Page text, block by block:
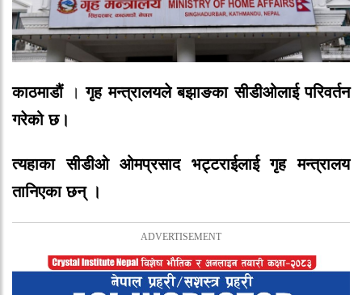
काठमाडौं।गृह मन्त्रालयले बझाङका सीडीओलाई परिवर्तन
गरेको छ।
त्यहाका सीडीओ ओमप्रसाद भट्टराईलाई गृह मन्त्रालय
तानिएका छन् ।